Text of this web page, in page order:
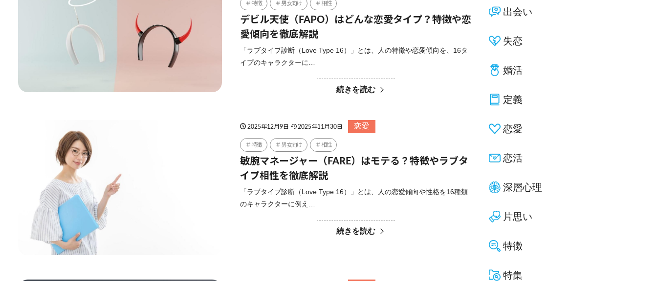
特徴 男女向け 相性
デビル天使（FAPO）はどんな恋愛タイプ？特徴や恋
愛傾向を徹底解説
「ラブタイプ診断（Love Type 16）」とは、人の特徴や恋愛傾向を、16タ
イプのキャラクターに…
続きを読む
2025年12月9日 2025年11月30日 恋愛
特徴 男女向け 相性
敏腕マネージャー（FARE）はモテる？特徴やラブタ
イプ相性を徹底解説
「ラブタイプ診断（Love Type 16）」とは、人の恋愛傾向や性格を16種類
のキャラクターに例え…
続きを読む
出会い
失恋
婚活
定義
恋愛
恋活
深層心理
片思い
特徴
特集